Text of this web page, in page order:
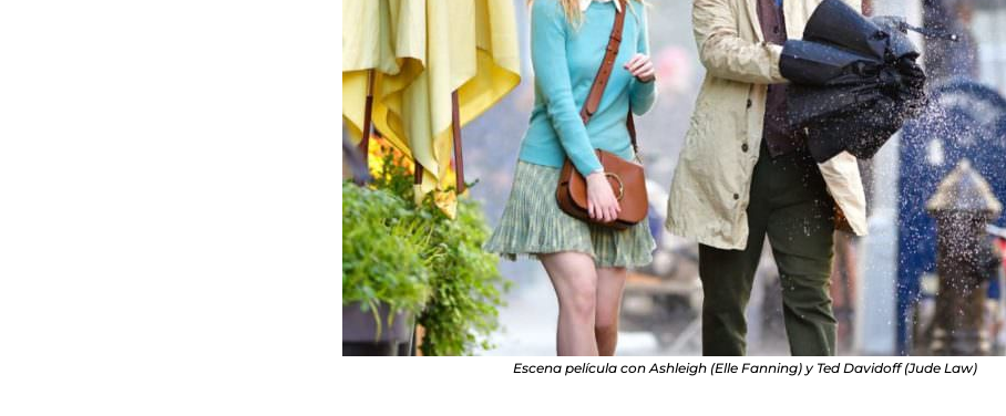
Escena película con Ashleigh (Elle Fanning) y Ted Davidoff (Jude Law)